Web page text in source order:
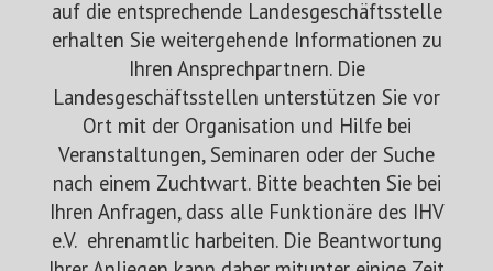
Ausstellung
Ratgeber
Service
Termine
Neues
auf die entsprechende Landesgeschäftsstelle
erhalten Sie weitergehende Informationen zu
Ihren Ansprechpartnern. Die
Landesgeschäftsstellen unterstützen Sie vor
Ort mit der Organisation und Hilfe bei
Veranstaltungen, Seminaren oder der Suche
nach einem Zuchtwart. Bitte beachten Sie bei
Ihren Anfragen, dass alle Funktionäre des IHV
e.V. ehrenamtlic harbeiten. Die Beantwortung